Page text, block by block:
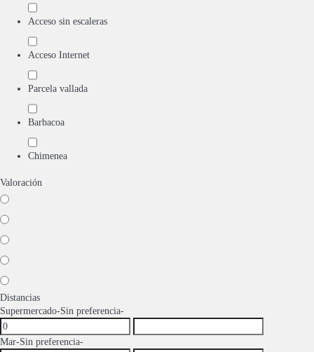
Acceso sin escaleras
Acceso Internet
Parcela vallada
Barbacoa
Chimenea
Valoración
Distancias
Supermercado-Sin preferencia-
Mar-Sin preferencia-